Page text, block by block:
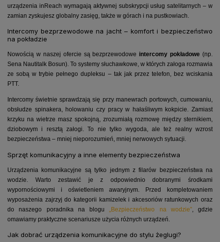
urządzenia inReach wymagają aktywnej subskrypcji usług satelitarnych – w
zamian zyskujesz globalny zasięg, także w górach i na pustkowiach.
Intercomy bezprzewodowe na jacht – komfort i bezpieczeństwo
na pokładzie
Nowością w naszej ofercie są bezprzewodowe intercomy pokładowe (np.
Sena Nautitalk Bosun). To systemy słuchawkowe, w których załoga rozmawia
ze sobą w trybie pełnego dupleksu – tak jak przez telefon, bez wciskania
PTT.
Intercomy świetnie sprawdzają się przy manewrach portowych, cumowaniu,
obsłudze spinakera, holowaniu czy pracy w hałaśliwym kokpicie. Zamiast
krzyku na wietrze masz spokojną, zrozumiałą rozmowę między sternikiem,
dziobowym i resztą załogi. To nie tylko wygoda, ale też realny wzrost
bezpieczeństwa – mniej nieporozumień, mniej nerwowych sytuacji.
Sprzęt komunikacyjny a inne elementy bezpieczeństwa
Urządzenia komunikacyjne są tylko jednym z filarów bezpieczeństwa na
wodzie. Warto zestawić je z odpowiednio dobranymi środkami
wypornościowymi i oświetleniem awaryjnym. Przed kompletowaniem
wyposażenia zajrzyj do kategorii kamizelek i akcesoriów ratunkowych oraz
do naszego poradnika na blogu„Bezpieczeństwo na wodzie”, gdzie
omawiamy praktyczne scenariusze użycia różnych urządzeń.
Jak dobrać urządzenia komunikacyjne do stylu żeglugi?